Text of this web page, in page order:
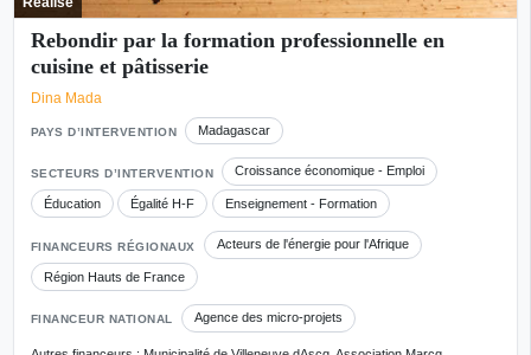
Rebondir par la formation professionnelle en
cuisine et pâtisserie
Dina Mada
PAYS D’INTERVENTION Madagascar
SECTEURS D’INTERVENTION Croissance économique - Emploi
Éducation Égalité H-F Enseignement - Formation
FINANCEURS RÉGIONAUX Acteurs de l'énergie pour l'Afrique
Région Hauts de France
FINANCEUR NATIONAL Agence des micro-projets